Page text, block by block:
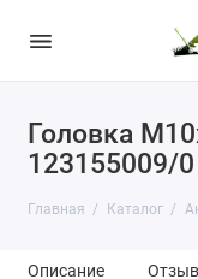
Головка
123155009/0
Главная Каталог
Описание